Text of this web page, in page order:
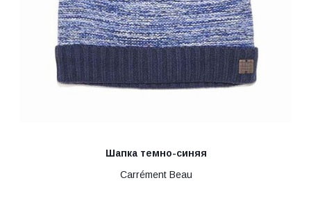
Шапка темно-синяя
Carrément Beau